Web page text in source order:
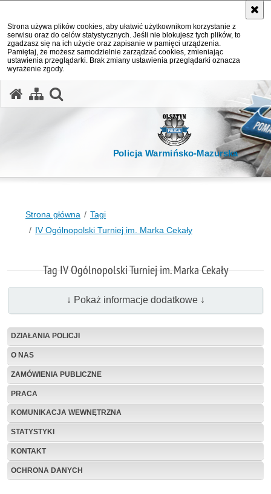
Strona używa plików cookies, aby ułatwić użytkownikom korzystanie z
serwisu oraz do celów statystycznych. Jeśli nie blokujesz tych plików, to
zgadzasz się na ich użycie oraz zapisanie w pamięci urządzenia.
Pamiętaj, że możesz samodzielnie zarządzać cookies, zmieniając
ustawienia przeglądarki. Brak zmiany ustawienia przeglądarki oznacza
wyrażenie zgody.
Policja Warmińsko-Mazurska
Strona główna
Tagi
IV Ogólnopolski Turniej im. Marka Cekały
Tag IV Ogólnopolski Turniej im. Marka Cekały
↓ Pokaż informacje dodatkowe ↓
DZIAŁANIA POLICJI
O NAS
ZAMÓWIENIA PUBLICZNE
PRACA
KOMUNIKACJA WEWNĘTRZNA
STATYSTYKI
KONTAKT
OCHRONA DANYCH